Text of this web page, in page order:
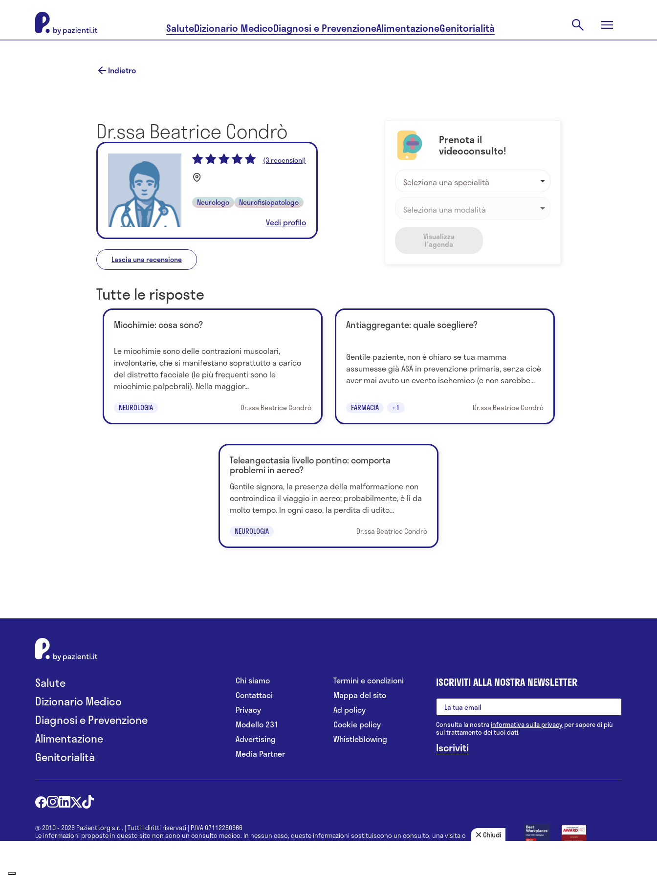
SaluteDizionario MedicoDiagnosi e PrevenzioneAlimentazioneGenitorialità
Indietro
Dr.ssa Beatrice Condrò
(3 recensioni)
Neurologo Neurofisiopatologo
Vedi profilo
Lascia una recensione
Prenota il
videoconsulto!
Seleziona una specialità
Seleziona una modalità
Visualizza
l'agenda
Tutte le risposte
Miochimie: cosa sono?
Le miochimie sono delle contrazioni muscolari,
involontarie, che si manifestano soprattutto a carico
del distretto facciale (le più frequenti sono le
miochimie palpebrali). Nella maggior...
NEUROLOGIA Dr.ssa Beatrice Condrò
Antiaggregante: quale scegliere?
Gentile paziente, non è chiaro se tua mamma
assumesse già ASA in prevenzione primaria, senza cioè
aver mai avuto un evento ischemico (e non sarebbe...
FARMACIA +1 Dr.ssa Beatrice Condrò
Teleangectasia livello pontino: comporta
problemi in aereo?
Gentile signora, la presenza della malformazione non
controindica il viaggio in aereo; probabilmente, è lì da
molto tempo. In ogni caso, la perdita di udito...
NEUROLOGIA Dr.ssa Beatrice Condrò
Salute
Dizionario Medico
Diagnosi e Prevenzione
Alimentazione
Genitorialità
Chi siamo
Contattaci
Privacy
Modello 231
Advertising
Media Partner
Termini e condizioni
Mappa del sito
Ad policy
Cookie policy
Whistleblowing
ISCRIVITI ALLA NOSTRA NEWSLETTER
Consulta la nostrainformativa sulla privacy per sapere di più
sul trattamento dei tuoi dati.
@ 2010 - 2026 Pazienti.org s.r.l. | Tutti i diritti riservati | P.IVA 07112280966
Le informazioni proposte in questo sito non sono un consulto medico. In nessun caso, queste informazioni sostituiscono un consulto, una visita o
una diagnosi formulata dal medico. Non si devono considerare le informazioni disponibili come suggerimenti per la formulazione di una diagnosi, la
Chiudi